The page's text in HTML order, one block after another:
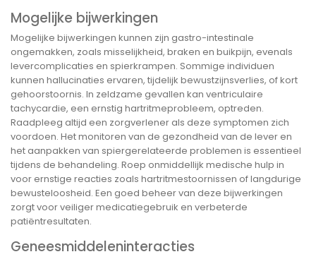
Mogelijke bijwerkingen
Mogelijke bijwerkingen kunnen zijn gastro-intestinale
ongemakken, zoals misselijkheid, braken en buikpijn, evenals
levercomplicaties en spierkrampen. Sommige individuen
kunnen hallucinaties ervaren, tijdelijk bewustzijnsverlies, of kort
gehoorstoornis. In zeldzame gevallen kan ventriculaire
tachycardie, een ernstig hartritmeprobleem, optreden.
Raadpleeg altijd een zorgverlener als deze symptomen zich
voordoen. Het monitoren van de gezondheid van de lever en
het aanpakken van spiergerelateerde problemen is essentieel
tijdens de behandeling. Roep onmiddellijk medische hulp in
voor ernstige reacties zoals hartritmestoornissen of langdurige
bewusteloosheid. Een goed beheer van deze bijwerkingen
zorgt voor veiliger medicatiegebruik en verbeterde
patiëntresultaten.
Geneesmiddeleninteracties